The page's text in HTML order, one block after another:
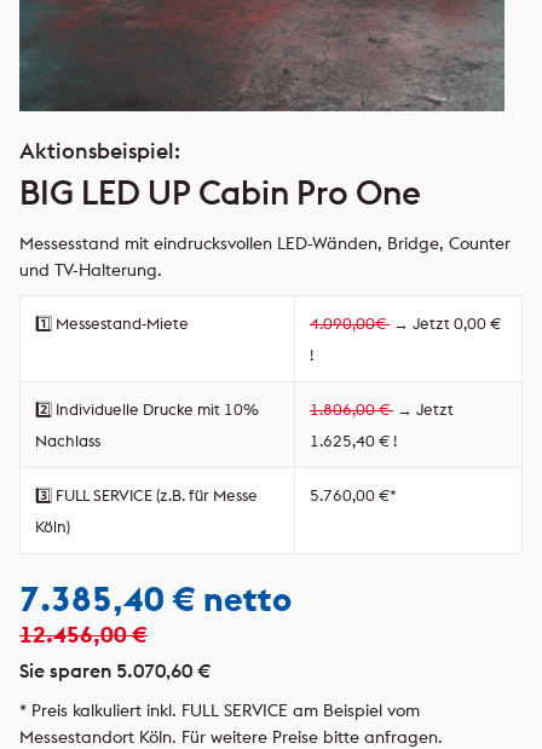
Aktionsbeispiel:
BIG LED UP Cabin Pro One
Messesstand mit eindrucksvollen LED-Wänden, Bridge, Counter
und TV-Halterung.
1️⃣ Messestand-Miete 4.090,00€ → Jetzt 0,00 €
!
2️⃣ Individuelle Drucke mit 10%
Nachlass
1.806,00 € → Jetzt
1.625,40 € !
3️⃣ FULL SERVICE (z.B. für Messe
Köln)
5.760,00 €*
7.385,40 € netto
12.456,00 €
Sie sparen 5.070,60 €
* Preis kalkuliert inkl. FULL SERVICE am Beispiel vom
Messestandort Köln. Für weitere Preise bitte anfragen.